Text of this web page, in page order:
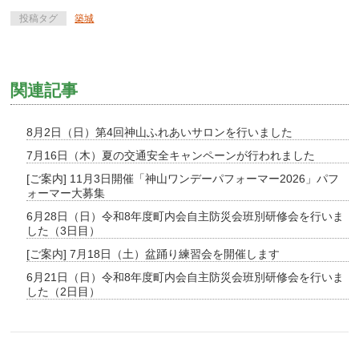
投稿タグ 築城
関連記事
8月2日（日）第4回神山ふれあいサロンを行いました
7月16日（木）夏の交通安全キャンペーンが行われました
[ご案内] 11月3日開催「神山ワンデーパフォーマー2026」パフ
ォーマー大募集
6月28日（日）令和8年度町内会自主防災会班別研修会を行いま
した（3日目）
[ご案内] 7月18日（土）盆踊り練習会を開催します
6月21日（日）令和8年度町内会自主防災会班別研修会を行いま
した（2日目）